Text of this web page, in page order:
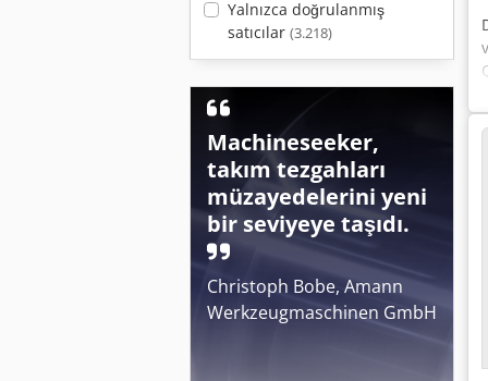
Yalnızca doğrulanmış
satıcılar (3.218)
Machineseeker,
takım tezgahları
müzayedelerini yeni
bir seviyeye taşıdı.
Christoph Bobe, Amann
Werkzeugmaschinen GmbH